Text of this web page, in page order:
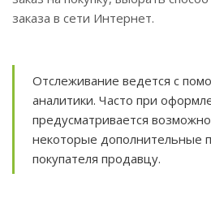
заказа в сети Интернет.
Отслеживание ведется с
аналитики. Часто при
предусматривается
некоторые дополнительные
покупателя продавцу.